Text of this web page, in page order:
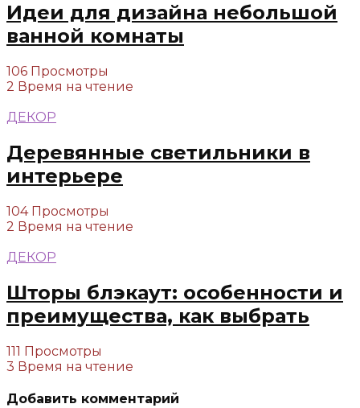
Идеи для дизайна небольшой
ванной комнаты
106 Просмотры
2 Время на чтение
ДЕКОР
Деревянные светильники в
интерьере
104 Просмотры
2 Время на чтение
ДЕКОР
Шторы блэкаут: особенности и
преимущества, как выбрать
111 Просмотры
3 Время на чтение
Добавить комментарий